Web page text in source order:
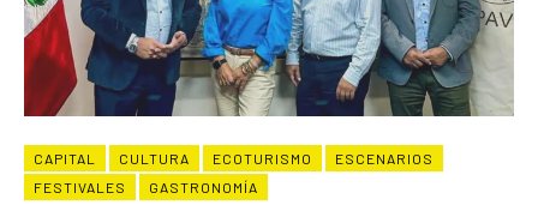
CAPITAL CULTURA ECOTURISMO
ESCENARIOS
FESTIVALES
GASTRONOMÍA